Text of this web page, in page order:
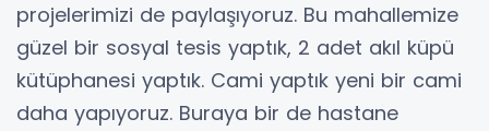
projelerimizi de paylaşıyoruz. Bu mahallemize
güzel bir sosyal tesis yaptık, 2 adet akıl küpü
kütüphanesi yaptık. Cami yaptık yeni bir cami
daha yapıyoruz. Buraya bir de hastane